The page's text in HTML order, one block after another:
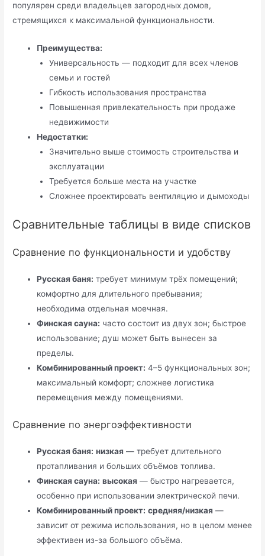
популярен среди владельцев загородных домов,
стремящихся к максимальной функциональности.
Преимущества:
Универсальность — подходит для всех членов
семьи и гостей
Гибкость использования пространства
Повышенная привлекательность при продаже
недвижимости
Недостатки:
Значительно выше стоимость строительства и
эксплуатации
Требуется больше места на участке
Сложнее проектировать вентиляцию и дымоходы
Сравнительные таблицы в виде списков
Сравнение по функциональности и удобству
Русская баня: требует минимум трёх помещений;
комфортно для длительного пребывания;
необходима отдельная моечная.
Финская сауна: часто состоит из двух зон; быстрое
использование; душ может быть вынесен за
пределы.
Комбинированный проект: 4–5 функциональных зон;
максимальный комфорт; сложнее логистика
перемещения между помещениями.
Сравнение по энергоэффективности
Русская баня: низкая — требует длительного
протапливания и больших объёмов топлива.
Финская сауна: высокая — быстро нагревается,
особенно при использовании электрической печи.
Комбинированный проект: средняя/низкая —
зависит от режима использования, но в целом менее
эффективен из-за большого объёма.